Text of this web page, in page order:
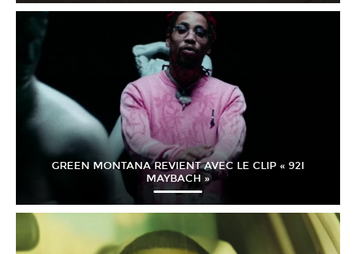
GREEN MONTANA REVIENT AVEC LE CLIP « 92I
MAYBACH »